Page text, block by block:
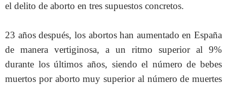
el delito de aborto en tres supuestos concretos.
23 años después, los abortos han aumentado en España
de manera vertiginosa, a un ritmo superior al 9%
durante los últimos años, siendo el número de bebes
muertos por aborto muy superior al número de muertes